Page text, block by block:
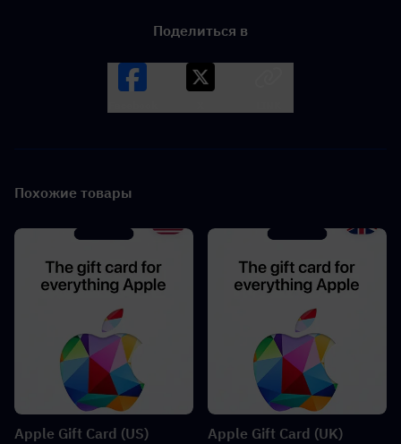
Поделиться в
Похожие товары
Apple Gift Card (US) Apple Gift Card (UK)